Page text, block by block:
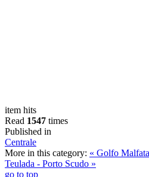
item hits
Read 1547 times
Published in
Centrale
More in this category: « Golfo
Teulada - Porto Scudo »
go to top